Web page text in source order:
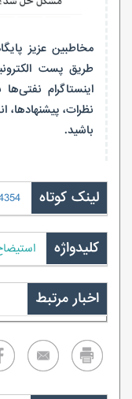
مخاطبین عزیز
طریق پست
اینستاگرام
نظرات، پیشنهادها،
باشید.
لینک کوتاه
کلیدواژه
اخبار مرتبط